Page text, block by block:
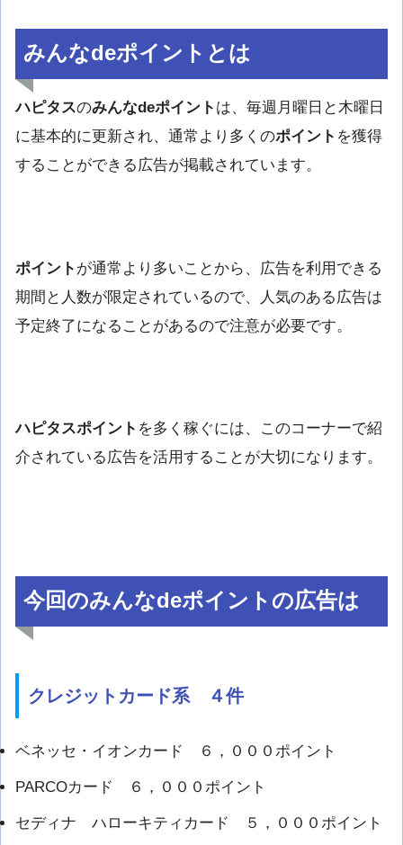
みんなdeポイントとは
ハピタスのみんなdeポイント は、毎週月曜日と木曜日
に基本的に更新され、通常より多くのポイント を獲得
することができる広告が掲載されています。
ポイント が通常より多いことから、広告を利用できる
期間と人数が限定されているので、人気のある広告は
予定終了になることがあるので注意が必要です。
ハピタスポイント を多く稼ぐには、このコーナーで紹
介されている広告を活用することが大切になります。
今回のみんなdeポイントの広告は
クレジットカード系 ４件
ベネッセ・イオンカード ６，０００ポイント
PARCOカード ６，０００ポイント
セディナ ハローキティカード ５，０００ポイント